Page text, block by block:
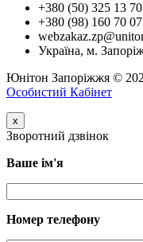
+380 (50) 325 13 70
+380 (98) 160 70 07
Україна, м.
Юнітон Запоріжжя ©
Особистий Кабінет
x
Зворотний дзвінок
Ваше ім'я
Номер телефону